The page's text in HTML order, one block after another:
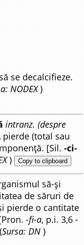
se decalcifieze.
NODEX)
intranz. (despre
pierde (total sau
[Sil.-ci-
) Copy to clipboard
să-și
de săruri de
pierde o cantitate
-fi-a, p.i. 3,6-
Sursa: DN )